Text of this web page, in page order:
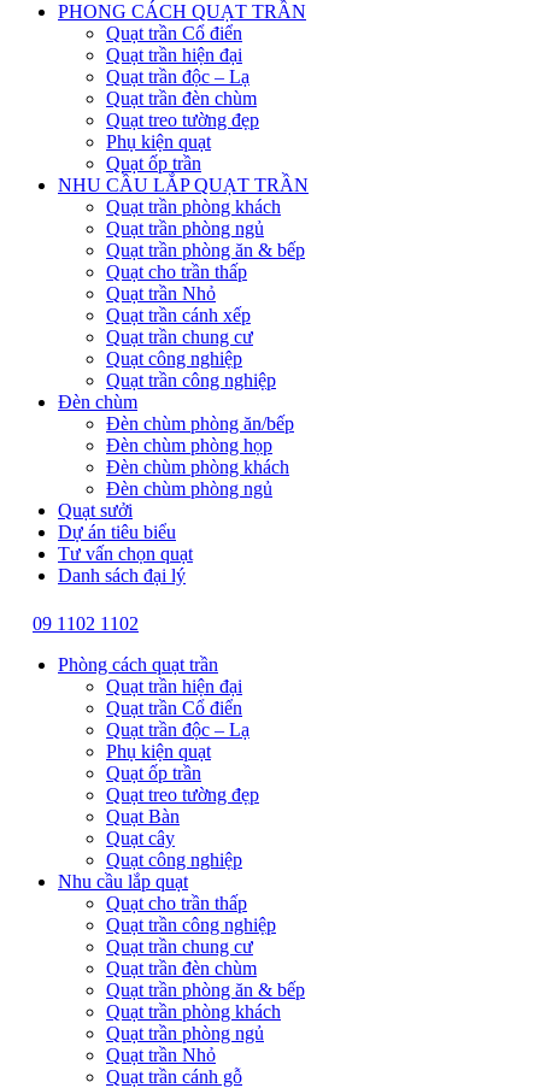
PHONG CÁCH QUẠT TRẦN
Quạt trần Cổ điển
Quạt trần hiện đại
Quạt trần độc – Lạ
Quạt trần đèn chùm
Quạt treo tường đẹp
Phụ kiện quạt
Quạt ốp trần
NHU CẦU LẮP QUẠT TRẦN
Quạt trần phòng khách
Quạt trần phòng ngủ
Quạt trần phòng ăn & bếp
Quạt cho trần thấp
Quạt trần Nhỏ
Quạt trần cánh xếp
Quạt trần chung cư
Quạt công nghiệp
Quạt trần công nghiệp
Đèn chùm
Đèn chùm phòng ăn/bếp
Đèn chùm phòng họp
Đèn chùm phòng khách
Đèn chùm phòng ngủ
Quạt sưởi
Dự án tiêu biểu
Tư vấn chọn quạt
Danh sách đại lý
09 1102 1102
Phòng cách quạt trần
Quạt trần hiện đại
Quạt trần Cổ điển
Quạt trần độc – Lạ
Phụ kiện quạt
Quạt ốp trần
Quạt treo tường đẹp
Quạt Bàn
Quạt cây
Quạt công nghiệp
Nhu cầu lắp quạt
Quạt cho trần thấp
Quạt trần công nghiệp
Quạt trần chung cư
Quạt trần đèn chùm
Quạt trần phòng ăn & bếp
Quạt trần phòng khách
Quạt trần phòng ngủ
Quạt trần Nhỏ
Quạt trần cánh gỗ